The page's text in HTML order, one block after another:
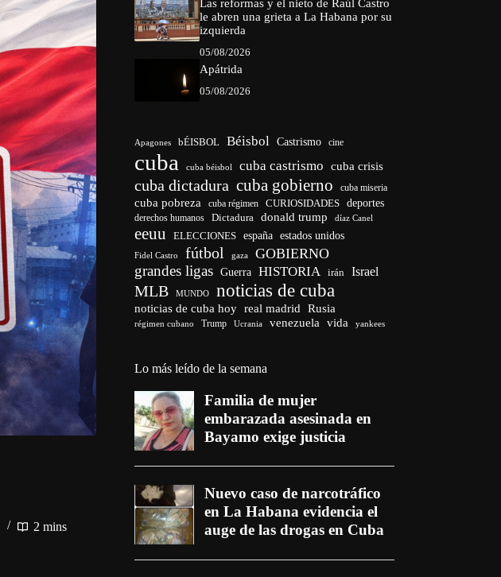
2 mins
Las reformas y el nieto de Raúl Castro
le abren una grieta a La Habana por su
izquierda
05/08/2026
Apátrida
05/08/2026
Apagones bÉISBOL Béisbol Castrismo cine
cuba cuba béisbol cuba castrismo cuba crisis
cuba dictadura cuba gobierno cuba miseria
cuba pobreza cuba régimen CURIOSIDADES deportes
derechos humanos Dictadura donald trump díaz Canel
eeuu ELECCIONES españa estados unidos
Fidel Castro fútbol gaza GOBIERNO
grandes ligas Guerra HISTORIA irán Israel
MLB MUNDO noticias de cuba
noticias de cuba hoy real madrid Rusia
régimen cubano Trump Ucrania venezuela vida yankees
Lo más leído de la semana